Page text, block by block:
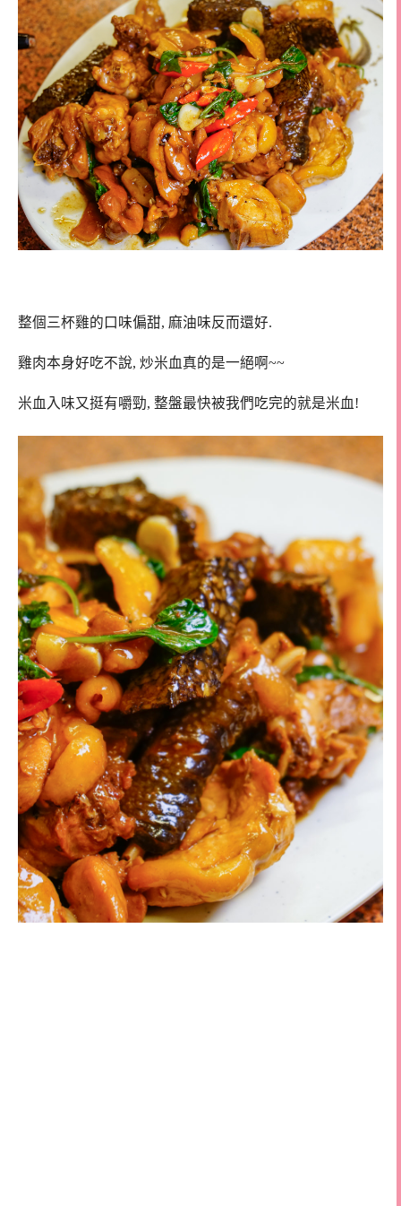
整個三杯雞的口味偏甜, 麻油味反而還好.
雞肉本身好吃不說, 炒米血真的是一絕啊~~
米血入味又挺有嚼勁, 整盤最快被我們吃完的就是米血!